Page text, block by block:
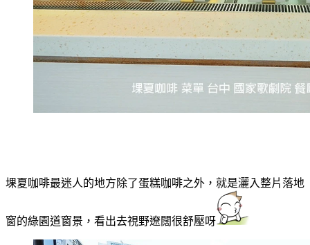
堁夏咖啡最迷人的地方除了蛋糕咖啡之外，就是灑入整片落地
窗的綠園道窗景，看出去視野遼闊很舒壓呀